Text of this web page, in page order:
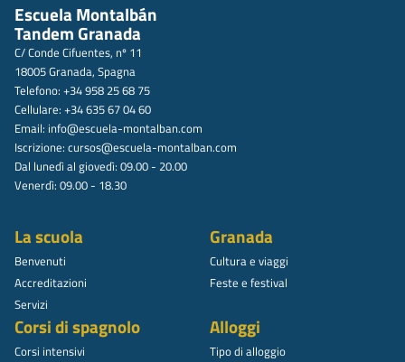
Escuela Montalbán
Tandem Granada
C/ Conde Cifuentes, nº 11
18005 Granada, Spagna
Telefono: +34 958 25 68 75
Cellulare: +34 635 67 04 60
Email: info@escuela-montalban.com
Iscrizione: cursos@escuela-montalban.com
Dal lunedì al giovedì: 09.00 - 20.00
Venerdì: 09.00 - 18.30
La scuola
Benvenuti
Accreditazioni
Servizi
Granada
Cultura e viaggi
Feste e festival
Corsi di spagnolo
Corsi intensivi
Alloggi
Tipo di alloggio